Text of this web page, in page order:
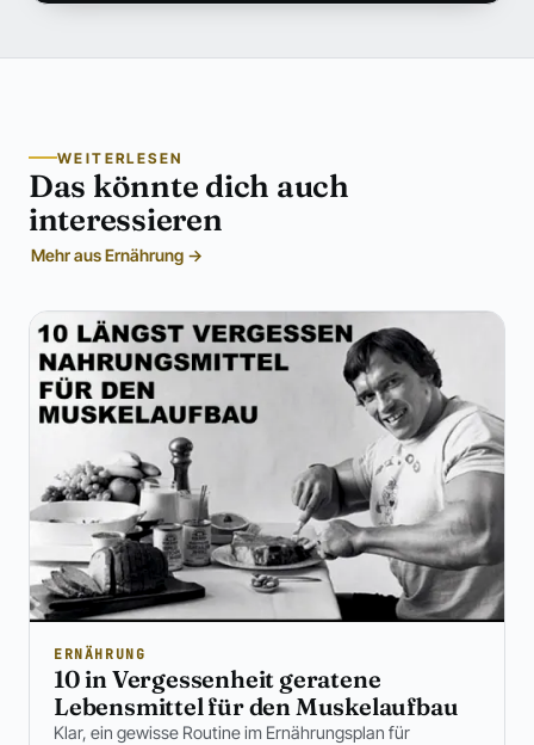
WEITERLESEN
Das könnte dich auch
interessieren
Mehr aus Ernährung →
ERNÄHRUNG
10 in Vergessenheit geratene
Lebensmittel für den Muskelaufbau
Klar, ein gewisse Routine im Ernährungsplan für